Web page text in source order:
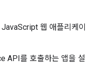
웹 애플리케이
API를 호출하는 앱을 설